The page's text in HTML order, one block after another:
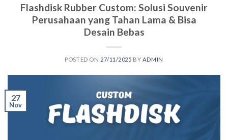
Flashdisk Rubber Custom: Solusi Souvenir
Perusahaan yang Tahan Lama & Bisa
Desain Bebas
POSTED ON 27/11/2025 BY ADMIN
27
Nov